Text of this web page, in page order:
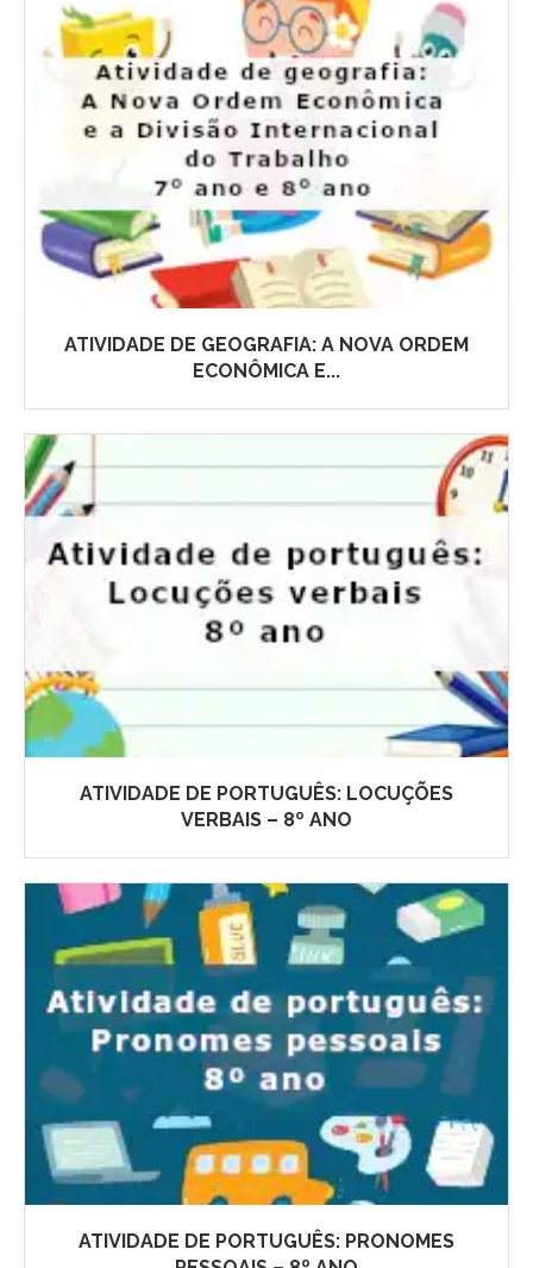
ATIVIDADE DE GEOGRAFIA: A NOVA ORDEM
ECONÔMICA E...
ATIVIDADE DE PORTUGUÊS: LOCUÇÕES
VERBAIS – 8º ANO
ATIVIDADE DE PORTUGUÊS: PRONOMES